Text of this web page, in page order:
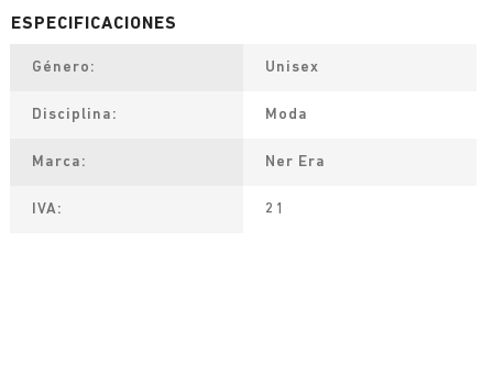
Género Unisex
Disciplina Moda
Marca Ner Era
IVA 21